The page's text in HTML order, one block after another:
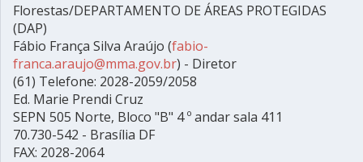
Florestas/DEPARTAMENTO DE ÁREAS PROTEGIDAS
(DAP)
Fábio França Silva Araújo (fabio-
franca.araujo@mma.gov.br) - Diretor
(61) Telefone: 2028-2059/2058
Ed. Marie Prendi Cruz
SEPN 505 Norte, Bloco "B" 4 º andar sala 411
70.730-542 - Brasília DF
FAX: 2028-2064